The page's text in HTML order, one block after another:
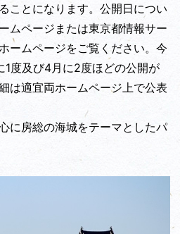
ことになります。公開日につい
ムページまたは東京都情報サー
ームページをご覧ください。今
度及び4月に2度ほどの公開が
は適宜両ホームページ上で公表
に房総の海城をテーマとしたパ